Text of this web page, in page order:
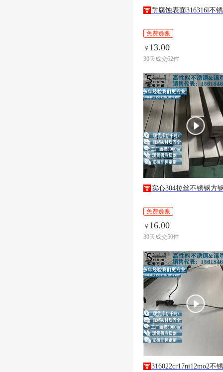
耐腐蚀表面316316l不
免费赊账
￥ 13.00
30天成交62件
实心304拉丝不锈钢方
免费赊账
￥ 16.00
30天成交50件
316022cr17ni12mo2不锈钢钢板